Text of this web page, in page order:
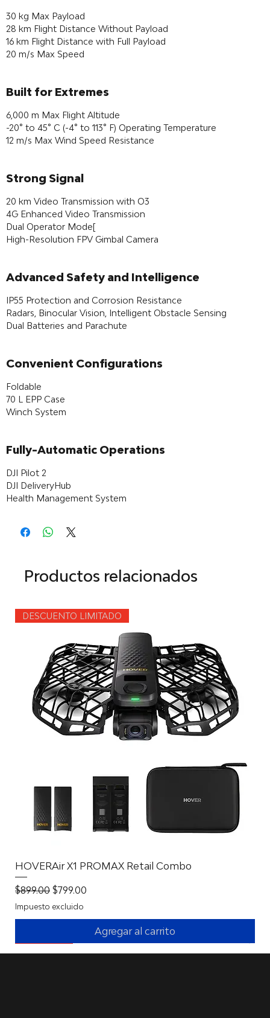
30 kg Max Payload
28 km Flight Distance Without Payload
16 km Flight Distance with Full Payload
20 m/s Max Speed
Built for Extremes
6,000 m Max Flight Altitude
-20° to 45° C (-4° to 113° F) Operating Temperature
12 m/s Max Wind Speed Resistance
Strong Signal
20 km Video Transmission with O3
4G Enhanced Video Transmission
Dual Operator Mode[
High-Resolution FPV Gimbal Camera
Advanced Safety and Intelligence
IP55 Protection and Corrosion Resistance
Radars, Binocular Vision, Intelligent Obstacle Sensing
Dual Batteries and Parachute
Convenient Configurations
Foldable
70 L EPP Case
Winch System
Fully-Automatic Operations
DJI Pilot 2
DJI DeliveryHub
Health Management System
Productos relacionados
DESCUENTO LIMITADO
HOVERAir X1 PROMAX Retail Combo
Precio
$899.00 Precio de oferta
$799.00
Impuesto excluido
Agregar al carrito